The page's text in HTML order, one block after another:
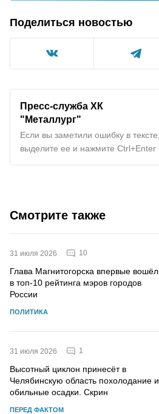
Поделиться новостью
Пресс-служба ХК
"Металлург"
Если вы заметили ошибку в тексте,
выделите ее и нажмите Ctrl+Enter
Смотрите также
31 июля 2026 10
Глава Магнитогорска впервые вошёл
в топ-10 рейтинга мэров городов
России
ПОЛИТИКА
31 июля 2026 1
Высотный циклон принесёт в
Челябинскую область похолодание и
обильные осадки. Скрин
ПЕРЕД ФАКТОМ